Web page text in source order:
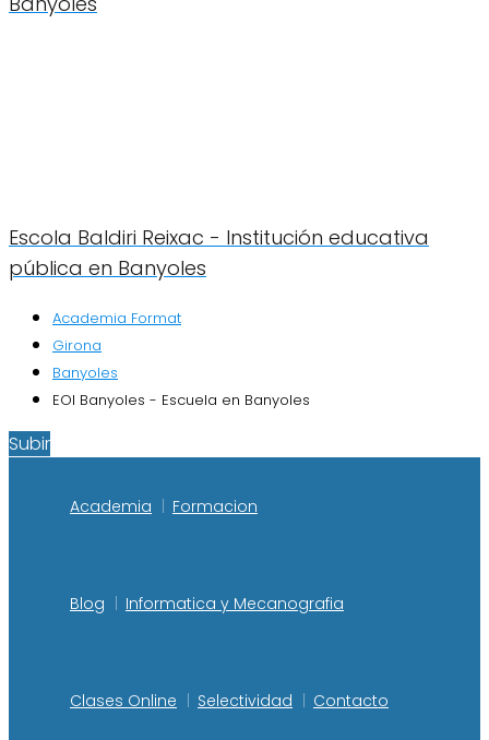
Escola Baldiri Reixac - Institución educativa
pública en Banyoles
Academia Format
Girona
Banyoles
EOI Banyoles - Escuela en Banyoles
Subir
Academia Formacion
Blog Informatica y Mecanografia
Clases Online Selectividad Contacto